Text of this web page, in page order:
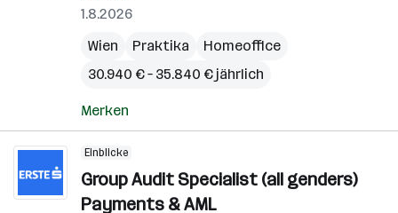
1.8.2026
Wien
Praktika
Homeoffice
30.940 € – 35.840 € jährlich
Merken
Einblicke
Group Audit Specialist (all genders)
Payments & AML